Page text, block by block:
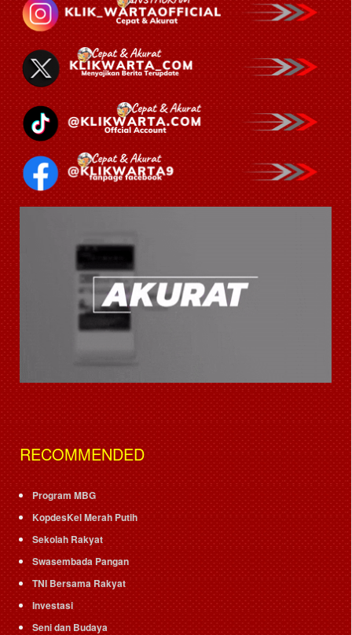
RECOMMENDED
Program MBG
KopdesKel Merah Putih
Sekolah Rakyat
Swasembada Pangan
TNI Bersama Rakyat
Investasi
Seni dan Budaya